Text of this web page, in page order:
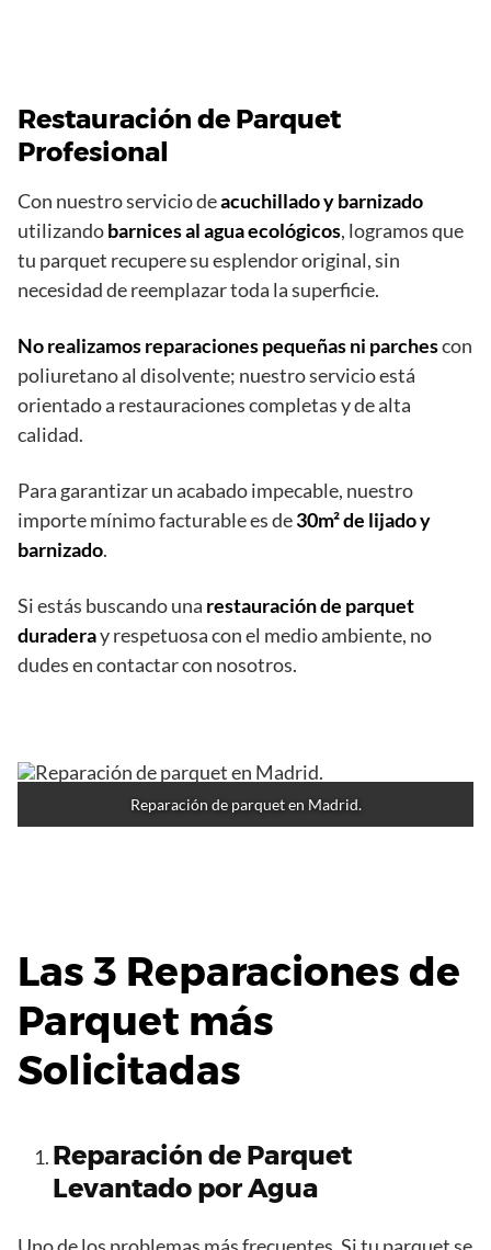
Restauración de Parquet
Profesional
Con nuestro servicio deacuchillado y barnizado
utilizandobarnices al agua ecológicos, logramos que
tu parquet recupere su esplendor original, sin
necesidad de reemplazar toda la superficie.
No realizamos reparaciones pequeñas ni parchescon
poliuretano al disolvente; nuestro servicio está
orientado a restauraciones completas y de alta
calidad.
Para garantizar un acabado impecable, nuestro
importe mínimo facturable es de30m² de lijado y
barnizado.
Si estás buscando una restauración de parquet
duraderay respetuosa con el medio ambiente, no
dudes en contactar con nosotros.
Reparación de parquet en Madrid.
Las 3 Reparaciones de
Parquet más
Solicitadas
Reparación de Parquet
Levantado por Agua